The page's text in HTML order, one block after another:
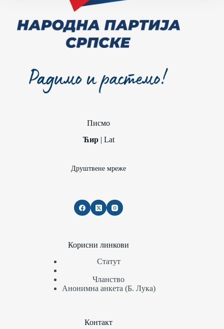
Писмо
Ћир| Lat
Друштвене мреже
Корисни линкови
Статут
Чланство
Анонимна анкета (Б. Лука)
Контакт